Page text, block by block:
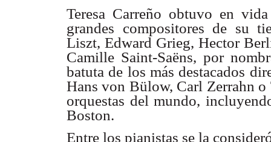
Teresa Carreño obtuvo en
grandes compositores de su
Liszt, Edward Grieg, Hector
Camille Saint-Saëns, por
batuta de los más destacados
Hans von Bülow, Carl Zerrahn o
orquestas del mundo,
Boston.
Entre los pianistas se la